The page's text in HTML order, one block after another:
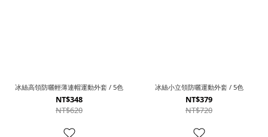
冰絲高領防曬輕薄連帽運動外套 / 5色
NT$348
NT$620
冰絲小立領防曬運動外套 / 5色
NT$379
NT$720